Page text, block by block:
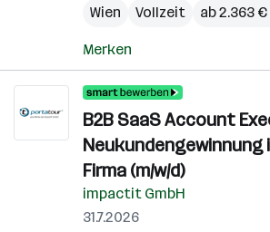
Wien
Vollzeit ab 2.363
Merken
B2B SaaS Account
Neukundengewinnung
Firma (m/w/d)
impactit GmbH
31.7.2026